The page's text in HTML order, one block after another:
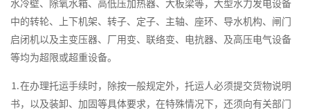
水冷壁、除氧水箱、高低压加热器、大板梁等，大型水力发电设备
中的转轮、上下机架、转子、定子、主轴、座环、导水机构、闸门
启闭机以及主变压器、厂用变、联络变、电抗器、及高压电气设备
等均为超限或超重设备。
⒈在办理托运手续时，除按一般规定外，托运人必须提交货物说明
书，以及装卸、加固等具体要求，在特殊情况下，还须向有关部门